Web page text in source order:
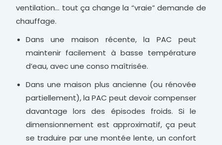
ventilation… tout ça change la “vraie” demande de
chauffage.
Dans une maison récente, la PAC peut
maintenir facilement à basse température
d’eau, avec une conso maîtrisée.
Dans une maison plus ancienne (ou rénovée
partiellement), la PAC peut devoir compenser
davantage lors des épisodes froids. Si le
dimensionnement est approximatif, ça peut
se traduire par une montée lente, un confort